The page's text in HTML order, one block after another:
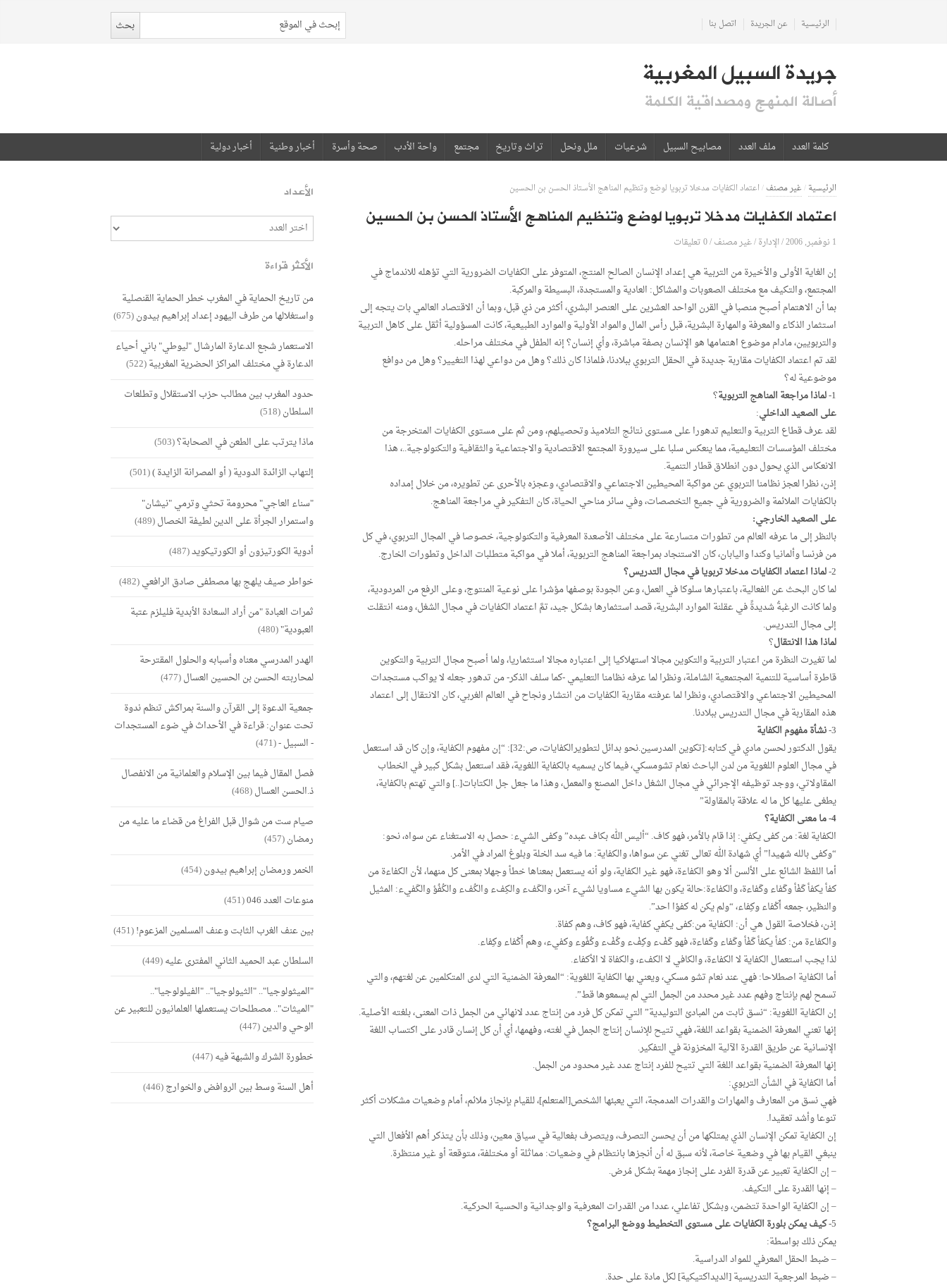
الرئيسية عن الجريدة اتصل بنا
جريدة السبيل المغربية
أصالة المنهج ومصداقية الكلمة
كلمة العدد ملف العدد مصابيح السبيل شرعيات ملل ونحل تراث وتاريخ مجتمع واحة الأدب صحة وأسرة أخبار وطنية أخبار دولية
الرئيسية/غير مصنف/اعتماد الكفايات مدخلا تربويا لوضع وتنظيم المناهج الأستاذ الحسن بن الحسين
اعتماد الكفايات مدخلا تربويا لوضع وتنظيم المناهج الأستاذ الحسن بن الحسين
1 نوفمبر, 2006 /الإدارة/غير مصنف/0 تعليقات
إن الغاية الأولى والأخيرة من التربية هي إعداد الإنسان الصالح المنتج، المتوفر على الكفايات الضرورية التي تؤهله للاندماج في
المجتمع، والتكيف مع مختلف الصعوبات والمشاكل: العادية والمستجدة، البسيطة والمركبة.
بما أن الاهتمام أصبح منصبا في القرن الواحد العشرين على العنصر البشري، أكثر من ذي قبل، وبما أن الاقتصاد العالمي بات يتجه إلى
استثمار الذكاء والمعرفة والمهارة البشرية، قبل رأس المال والمواد الأولية والموارد الطبيعية، كانت المسؤولية أثقل على كاهل التربية
والتربويين، مادام موضوع اهتمامها هو الإنسان بصفة مباشرة، وأي إنسان؟ إنه الطفل في مختلف مراحله.
لقد تم اعتماد الكفايات مقاربة جديدة في الحقل التربوي ببلادنا، فلماذا كان ذلك؟ وهل من دواعي لهذا التغيير؟ وهل من دوافع
موضوعية له؟
1- لماذا مراجعة المناهج التربوية؟
على الصعيد الداخلي:
لقد عرف قطاع التربية والتعليم تدهورا على مستوى نتائج التلاميذ وتحصيلهم، ومن ثم على مستوى الكفايات المتخرجة من
مختلف المؤسسات التعليمية، مما ينعكس سلبا على سيرورة المجتمع الاقتصادية والاجتماعية والثقافية والتكنولوجية..، هذا
الانعكاس الذي يحول دون انطلاق قطار التنمية.
إذن، نظرا لعجز نظامنا التربوي عن مواكبة المحيطين الاجتماعي والاقتصادي، وعجزه بالأحرى عن تطويره، من خلال إمداده
بالكفايات الملائمة والضرورية في جميع التخصصات، وفي سائر مناحي الحياة، كان التفكير في مراجعة المناهج.
على الصعيد الخارجي:
بالنظر إلى ما عرفه العالم من تطورات متسارعة على مختلف الأصعدة المعرفية والتكنولوجية، خصوصا في المجال التربوي، في كل
من فرنسا وألمانيا وكندا واليابان، كان الاستنجاد بمراجعة المناهج التربوية، أملا في مواكبة متطلبات الداخل وتطورات الخارج.
2- لماذا اعتماد الكفايات مدخلا تربويا في مجال التدريس؟
لما كان البحث عن الفعالية، باعتبارها سلوكا في العمل، وعن الجودة بوصفها مؤشرا على نوعية المنتوج، وعلى الرفع من المردودية،
ولما كانت الرغبةُ شديدةً في عقلنة الموارد البشرية، قصد استثمارها بشكل جيد، تمَّ اعتماد الكفايات في مجال الشغل، ومنه انتقلت
إلى مجال التدريس.
لماذا هذا الانتقال؟
لما تغيرت النظرة من اعتبار التربية والتكوين مجالا استهلاكيا إلى اعتباره مجالا استثماريا، ولما أصبح مجال التربية والتكوين
قاطرة أساسية للتنمية المجتمعية الشاملة، ونظرا لما عرفه نظامنا التعليمي -كما سلف الذكر- من تدهور جعله لا يواكب مستجدات
المحيطين الاجتماعي والاقتصادي، ونظرا لما عرفته مقاربة الكفايات من انتشار ونجاح في العالم الغربي، كان الانتقال إلى اعتماد
هذه المقاربة في مجال التدريس ببلادنا.
3- نشأة مفهوم الكفاية
يقول الدكتور لحسن مادي في كتابه:[تكوين المدرسين.نحو بدائل لتطويرالكفايات، ص:32]: “إن مفهوم الكفاية، وإن كان قد استعمل
في مجال العلوم اللغوية من لدن الباحث نعام تشومسكي، فيما كان يسميه بالكفاية اللغوية، فقد استعمل بشكل كبير في الخطاب
المقاولاتي، ووجد توظيفه الإجرائي في مجال الشغل داخل المصنع والمعمل، وهذا ما جعل جل الكتابات[..] والتي تهتم بالكفاية،
يطغى عليها كل ما له علاقة بالمقاولة”
4- ما معنى الكفاية؟
الكفاية لغة: من كفى يكفي: إذا قام بالأمر، فهو كاف. “أليس الله بكاف عبده” وكفى الشيء: حصل به الاستغناء عن سواه، نحو:
“وكفى بالله شهيدا” أي شهادة الله تعالى تغني عن سواها، والكفاية: ما فيه سد الخلة وبلوغ المراد في الأمر.
أما اللفظ الشائع على الألسن ألا وهو الكفاءة، فهو غير الكفاية، ولو أنه يستعمل بمعناها خطأ وجهلا بمعنى كل منهما، لأن الكفاءة من
كفأ يكفأ كَفْأ وكَفاء وكَفاءة، والكفاءة:حالة يكون بها الشيء مساويا لشيء آخر، والكَفء والكِفء والكُفء والكُفُؤ والكَفيء: المثيل
والنظير، جمعه أَكْفاء وكِفاء، “ولم يكن له كفؤا احد”.
إذن، فخلاصة القول هي أن: الكفاية من:كفى يكفي كفاية، فهو كاف، وهم كفاة.
والكفاءة من: كفأ يكفأ كَفْأ وكَفاء وكَفاءة، فهو كَفْء وكِفْء وكُفْء وكُفُوء وكفيء، وهم أَكْفاء وكِفاء.
لذا يجب استعمال الكفاية لا الكفاءة، والكافي لا الكفء، والكفاة لا الأكفاء.
أما الكفاية اصطلاحا: فهي عند نعام تشو مسكي، ويعني بها الكفاية اللغوية: “المعرفة الضمنية التي لدى المتكلمين عن لغتهم، والتي
تسمح لهم بإنتاج وفهم عدد غير محدد من الجمل التي لم يسمعوها قط”.
إن الكفاية اللغوية: “نسق ثابت من المبادئ التوليدية” التي تمكن كل فرد من إنتاج عدد لانهائي من الجمل ذات المعنى، بلغته الأصلية.
إنها تعني المعرفة الضمنية بقواعد اللغة، فهي تتيح للإنسان إنتاج الجمل في لغته، وفهمها، أي أن كل إنسان قادر على اكتساب اللغة
الإنسانية عن طريق القدرة الآلية المخزونة في التفكير.
إنها المعرفة الضمنية بقواعد اللغة التي تتيح للفرد إنتاج عدد غير محدود من الجمل.
أما الكفاية في الشأن التربوي:
فهي نسق من المعارف والمهارات والقدرات المدمجة، التي يعبئها الشخص[المتعلم]، للقيام بإنجاز ملائم، أمام وضعيات مشكلات أكثر
تنوعا وأشد تعقيدا.
إن الكفاية تمكن الإنسان الذي يمتلكها من أن يحسن التصرف، ويتصرف بفعالية في سياق معين، وذلك بأن يتذكر أهم الأفعال التي
ينبغي القيام بها في وضعية خاصة، لأنه سبق له أن أنجزها بانتظام في وضعيات: مماثلة أو مختلفة، متوقعة أو غير منتظرة.
– إن الكفاية تعبير عن قدرة الفرد على إنجاز مهمة بشكل مُرض.
– إنها القدرة على التكيف.
– إن الكفاية الواحدة تتضمن، وبشكل تفاعلي، عددا من القدرات المعرفية والوجدانية والحسية الحركية.
5- كيف يمكن بلورة الكفايات على مستوى التخطيط ووضع البرامج؟
يمكن ذلك بواسطة:
– ضبط الحقل المعرفي للمواد الدراسية.
– ضبط المرجعية التدريسية [الديداكتيكية] لكل مادة على حدة.
الأعداد
الأكثر قراءة
من تاريخ الحماية في المغرب خطر الحماية القنصلية
واستغلالها من طرف اليهود إعداد إبراهيم بيدون(675)
الاستعمار شجع الدعارة المارشال "ليوطي" باني أحياء
الدعارة في مختلف المراكز الحضرية المغربية(522)
حدود المغرب بين مطالب حزب الاستقلال وتطلعات
السلطان(518)
ماذا يترتب على الطعن في الصحابة؟(503)
إلتهاب الزائدة الدودية ( أو المصرانة الزايدة )(501)
"سناء العاجي" محرومة تحثي وترمي "نيشان"
واستمرار الجرأة على الدين لطيفة الخصال(489)
أدوية الكورتيزون أو الكورتيكويد(487)
خواطر صيف يلهج بها مصطفى صادق الرافعي(482)
ثمرات العبادة "من أراد السعادة الأبدية فليلزم عتبة
العبودية"(480)
الهدر المدرسي معناه وأسبابه والحلول المقترحة
لمحاربته الحسن بن الحسين العسال(477)
جمعية الدعوة إلى القرآن والسنة بمراكش تنظم ندوة
تحت عنوان: قراءة في الأحداث في ضوء المستجدات
- السبيل -(471)
فصل المقال فيما بين الإسلام والعلمانية من الانفصال
ذ.الحسن العسال(468)
صيام ست من شوال قبل الفراغ من قضاء ما عليه من
رمضان(457)
الخمر ورمضان إبراهيم بيدون(454)
منوعات العدد 046
(451)
بين عنف الغرب الثابت وعنف المسلمين المزعوم!(451)
السلطان عبد الحميد الثاني المفترى عليه(449)
"الميثولوجيا".. "الثيولوجيا".. "الفيلولوجيا"..
"الميثات".. مصطلحات يستعملها العلمانيون للتعبير عن
الوحي والدين(447)
خطورة الشرك والشبهة فيه(447)
أهل السنة وسط بين الروافض والخوارج(446)